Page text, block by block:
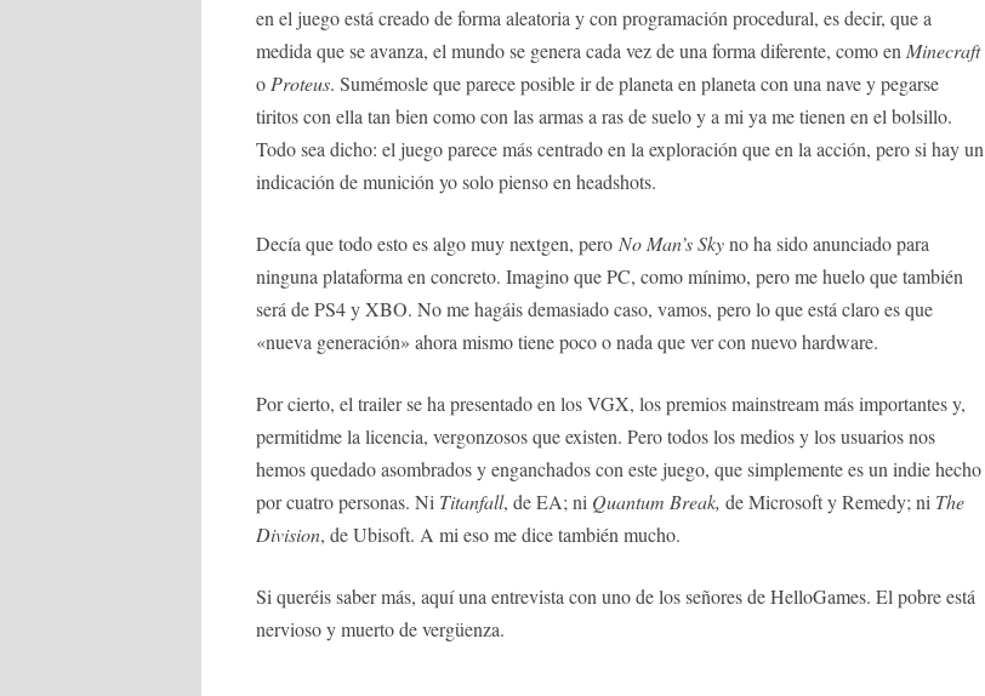
en el juego está creado de forma aleatoria y con programación procedural, es decir, que a
medida que se avanza, el mundo se genera cada vez de una forma diferente, como enMinecraft
oProteus. Sumémosle que parece posible ir de planeta en planeta con una nave y pegarse
tiritos con ella tan bien como con las armas a ras de suelo y a mi ya me tienen en el bolsillo.
Todo sea dicho: el juego parece más centrado en la exploración que en la acción, pero si hay un
indicación de munición yo solo pienso en headshots.
Decía que todo esto es algo muy nextgen, pero No Man’s Skyno ha sido anunciado para
ninguna plataforma en concreto. Imagino que PC, como mínimo, pero me huelo que también
será de PS4 y XBO. No me hagáis demasiado caso, vamos, pero lo que está claro es que
«nueva generación» ahora mismo tiene poco o nada que ver con nuevo hardware.
Por cierto, el trailer se ha presentado en los VGX, los premios mainstream más importantes y,
permitidme la licencia, vergonzosos que existen. Pero todos los medios y los usuarios nos
hemos quedado asombrados y enganchados con este juego, que simplemente es un indie hecho
por cuatro personas. Ni Titanfall, de EA; ni Quantum Break, de Microsoft y Remedy; ni The
Division, de Ubisoft. A mi eso me dice también mucho.
Si queréis saber más, aquí una entrevista con uno de los señores de HelloGames. El pobre está
nervioso y muerto de vergüenza.